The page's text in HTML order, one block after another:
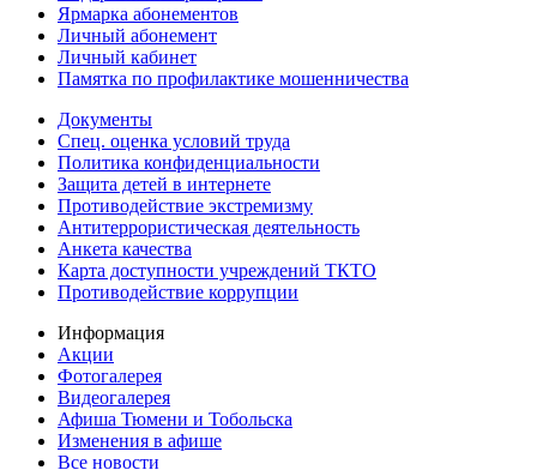
Ярмарка абонементов
Личный абонемент
Личный кабинет
Памятка по профилактике мошенничества
Документы
Спец. оценка условий труда
Политика конфиденциальности
Защита детей в интернете
Противодействие экстремизму
Антитеррористическая деятельность
Анкета качества
Карта доступности учреждений ТКТО
Противодействие коррупции
Информация
Акции
Фотогалерея
Видеогалерея
Афиша Тюмени и Тобольска
Изменения в афише
Все новости